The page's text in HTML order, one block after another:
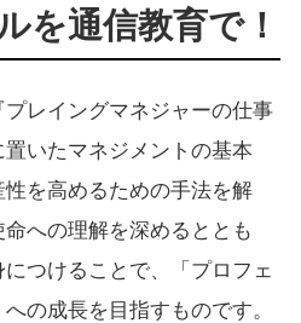
を通信教育で！
レイングマネジャーの仕事
いたマネジメントの基本
を高めるための手法を解
への理解を深めるととも
つけることで、「プロフェ
の成長を目指すものです。